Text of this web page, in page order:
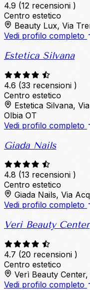
4.9 (12 recensioni )
Centro estetico
Beauty Lux, Via
Vedi profilo completo
Estetica Silvana
4.6 (33 recensioni )
Centro estetico
Estetica Silvana,
Olbia OT
Vedi profilo completo
Giada Nails
4.8 (13 recensioni )
Centro estetico
Giada Nails, Via
Vedi profilo completo
Verì Beauty Center
4.7 (20 recensioni )
Centro estetico
Verì Beauty
Vedi profilo completo